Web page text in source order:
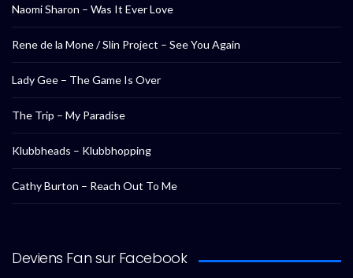
Naomi Sharon – Was It Ever Love
Rene de la Mone / Slin Project – See You Again
Lady Gee – The Game Is Over
The Trip – My Paradise
Klubbheads – Klubbhopping
Cathy Burton – Reach Out To Me
Deviens Fan sur Facebook